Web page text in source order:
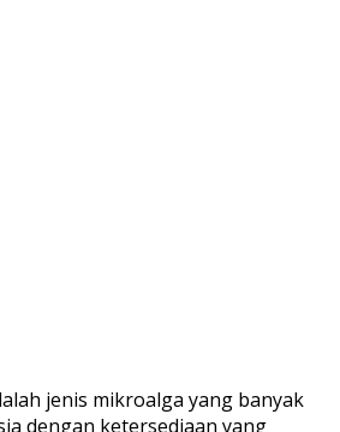
jenis mikroalga yang banyak
dengan ketersediaan yang